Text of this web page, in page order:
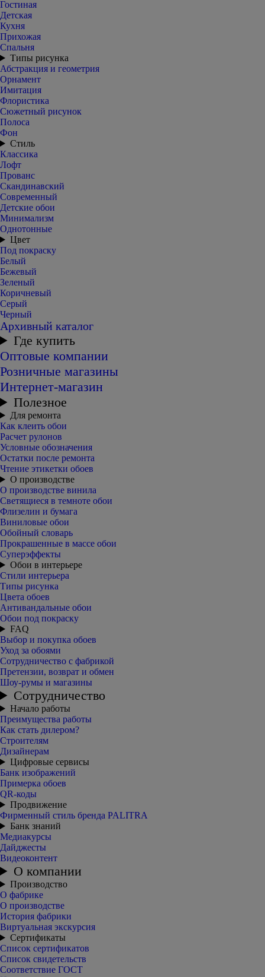
Гостиная
Детская
Кухня
Прихожая
Спальня
Типы рисунка
Абстракция и геометрия
Орнамент
Имитация
Флористика
Сюжетный рисунок
Полоса
Фон
Стиль
Классика
Лофт
Прованс
Скандинавский
Современный
Детские обои
Минимализм
Однотонные
Цвет
Под покраску
Белый
Бежевый
Зеленый
Коричневый
Серый
Черный
Архивный каталог
Где купить
Оптовые компании
Розничные магазины
Интернет-магазин
Полезное
Для ремонта
Как клеить обои
Расчет рулонов
Условные обозначения
Остатки после ремонта
Чтение этикетки обоев
О производстве
О производстве винила
Светящиеся в темноте обои
Флизелин и бумага
Виниловые обои
Обойный словарь
Прокрашенные в массе обои
Суперэффекты
Обои в интерьере
Стили интерьера
Типы рисунка
Цвета обоев
Антивандальные обои
Обои под покраску
FAQ
Выбор и покупка обоев
Уход за обоями
Сотрудничество с фабрикой
Претензии, возврат и обмен
Шоу-румы и магазины
Сотрудничество
Начало работы
Преимущества работы
Как стать дилером?
Строителям
Дизайнерам
Цифровые сервисы
Банк изображений
Примерка обоев
QR-коды
Продвижение
Фирменный стиль бренда PALITRA
Банк знаний
Медиакурсы
Дайджесты
Видеоконтент
О компании
Производство
О фабрике
О производстве
История фабрики
Виртуальная экскурсия
Сертификаты
Список сертификатов
Список свидетельств
Соответствие ГОСТ